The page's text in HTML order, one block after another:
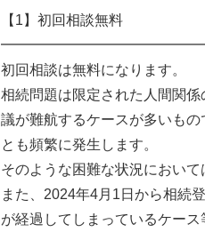
【1】初回相談無料
初回相談は無料になります。
相続問題は限定された人間関
議が難航するケースが多いも
とも頻繁に発生します。
そのような困難な状況におい
また、2024年4月1日から相続
が経過してしまっているケー